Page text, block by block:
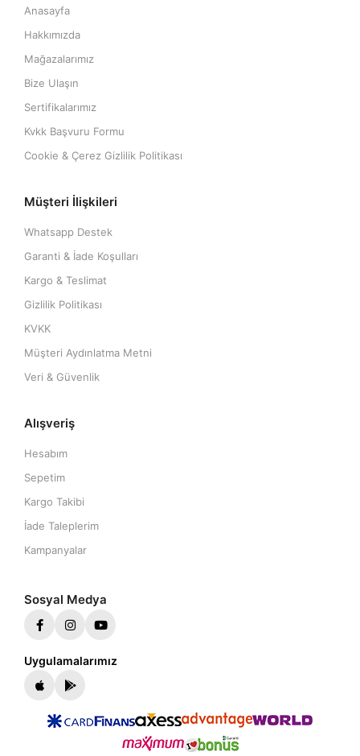
Anasayfa
Hakkımızda
Mağazalarımız
Bize Ulaşın
Sertifikalarımız
Kvkk Başvuru Formu
Cookie & Çerez Gizlilik Politikası
Müşteri İlişkileri
Whatsapp Destek
Garanti & İade Koşulları
Kargo & Teslimat
Gizlilik Politikası
KVKK
Müşteri Aydınlatma Metni
Veri & Güvenlik
Alışveriş
Hesabım
Sepetim
Kargo Takibi
İade Taleplerim
Kampanyalar
Sosyal Medya
Uygulamalarımız